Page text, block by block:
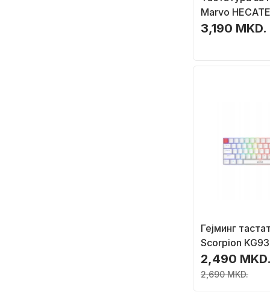
Marvo
режимска,
3,190 MKD.
Гејминг
Scorpion
механичка,
распоред, бела
2,490 MKD.
2,690 MKD.